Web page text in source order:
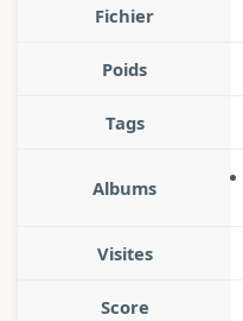
Fichier
Poids
Tags
Albums
Visites
Score